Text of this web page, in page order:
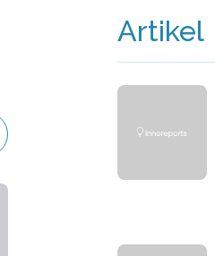
Artikel